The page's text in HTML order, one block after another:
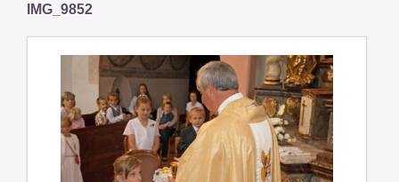
IMG_9852